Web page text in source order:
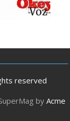
reserved
by Acme